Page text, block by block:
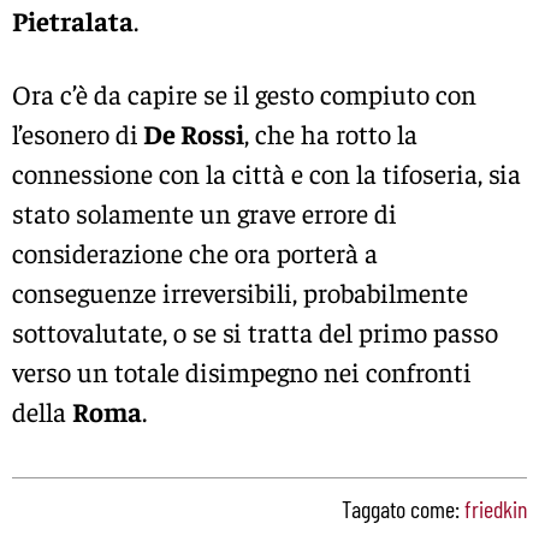
Pietralata.
Ora c’è da capire se il gesto compiuto con
l’esonero di De Rossi, che ha rotto la
connessione con la città e con la tifoseria, sia
stato solamente un grave errore di
considerazione che ora porterà a
conseguenze irreversibili, probabilmente
sottovalutate, o se si tratta del primo passo
verso un totale disimpegno nei confronti
della Roma.
Taggato come:friedkin